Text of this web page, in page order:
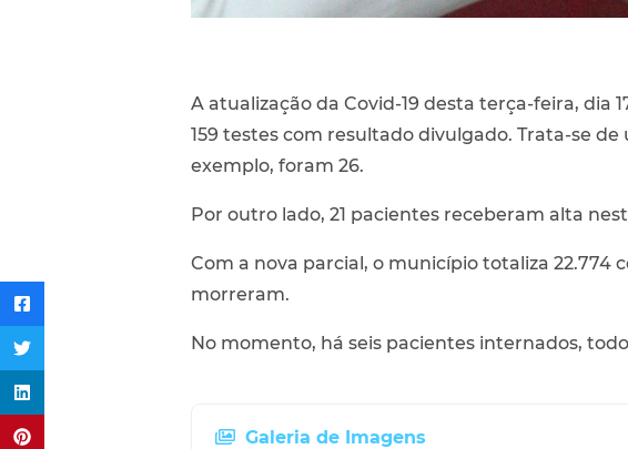
A atualização da Covid-19 desta terça-feira, dia
159 testes com resultado divulgado. Trata-se
exemplo, foram 26.
Por outro lado, 21 pacientes receberam alta
Com a nova parcial, o município totaliza 22.774
morreram.
No momento, há seis pacientes internados,
Galeria de Imagens